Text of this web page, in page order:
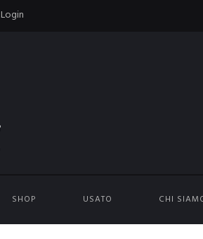
Login
SHOP USATO CHI